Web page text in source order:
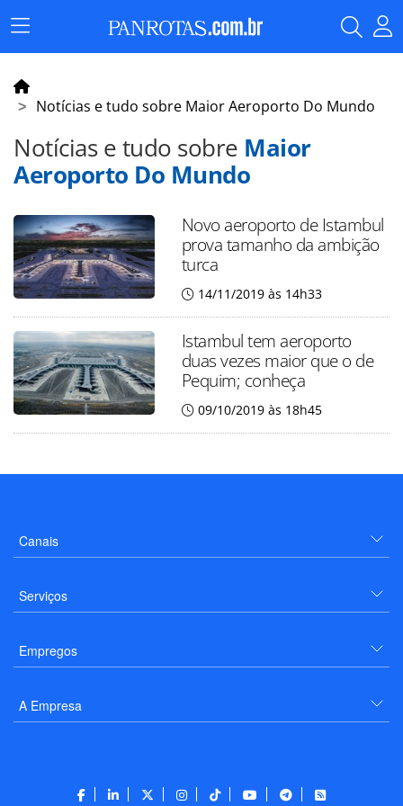
Menu
Principal
Notícias e tudo sobre Maior Aeroporto Do Mundo
Notícias e tudo sobre Maior
Aeroporto Do Mundo
Novo aeroporto de Istambul
prova tamanho da ambição
turca
14/11/2019 às 14h33
Istambul tem aeroporto
duas vezes maior que o de
Pequim; conheça
09/10/2019 às 18h45
Canais
Serviços
Empregos
A Empresa